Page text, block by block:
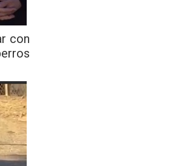
con